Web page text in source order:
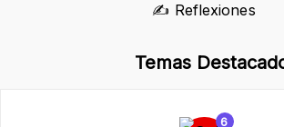
✍️ Reflexiones
Temas
6